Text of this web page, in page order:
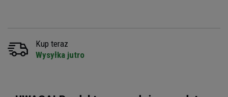
Kup teraz
Wysyłka jutro